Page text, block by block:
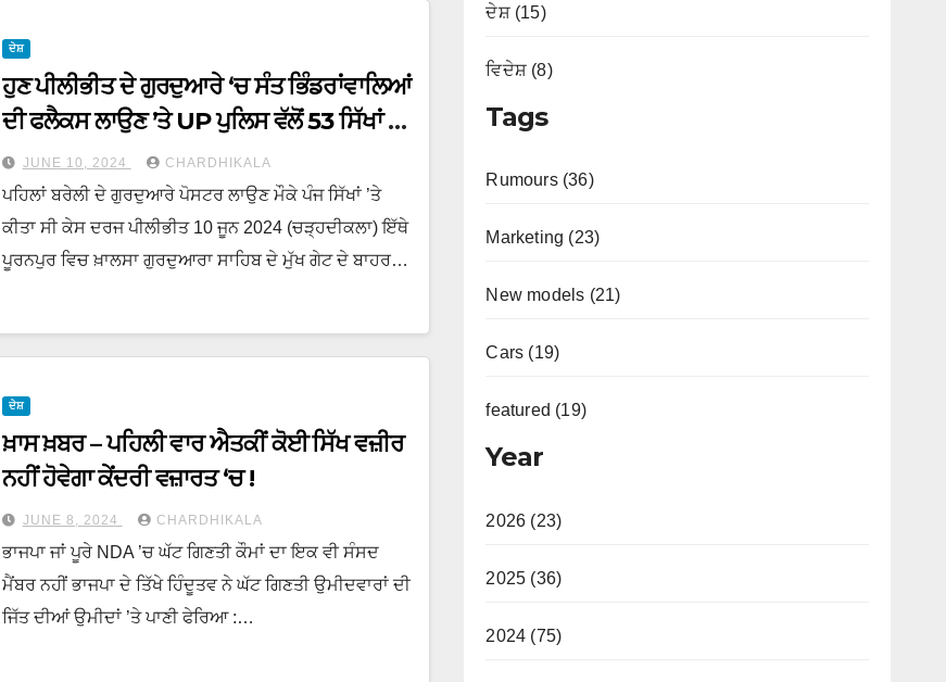
ਦੇਸ਼
ਹੁਣ ਪੀਲੀਭੀਤ ਦੇ ਗੁਰਦੁਆਰੇ ‘ਚ ਸੰਤ ਭਿੰਡਰਾਂਵਾਲਿਆਂ
ਦੀ ਫਲੈਕਸ ਲਾਉਣ ’ਤੇ UP ਪੁਲਿਸ ਵੱਲੋਂ 53 ਸਿੱਖਾਂ ਤੇ
ਕੇਸ ਦਰਜ
JUNE 10, 2024 CHARDHIKALA
ਪਹਿਲਾਂ ਬਰੇਲੀ ਦੇ ਗੁਰਦੁਆਰੇ ਪੋਸਟਰ ਲਾਉਣ ਮੌਕੇ ਪੰਜ ਸਿੱਖਾਂ ’ਤੇ
ਕੀਤਾ ਸੀ ਕੇਸ ਦਰਜ ਪੀਲੀਭੀਤ 10 ਜੂਨ 2024 (ਚੜ੍ਹਦੀਕਲਾ) ਇੱਥੇ
ਪੂਰਨਪੁਰ ਵਿਚ ਖ਼ਾਲਸਾ ਗੁਰਦੁਆਰਾ ਸਾਹਿਬ ਦੇ ਮੁੱਖ ਗੇਟ ਦੇ ਬਾਹਰ…
ਦੇਸ਼
ਖ਼ਾਸ ਖ਼ਬਰ – ਪਹਿਲੀ ਵਾਰ ਐਤਕੀਂ ਕੋਈ ਸਿੱਖ ਵਜ਼ੀਰ
ਨਹੀਂ ਹੋਵੇਗਾ ਕੇਂਦਰੀ ਵਜ਼ਾਰਤ ‘ਚ !
JUNE 8, 2024 CHARDHIKALA
ਭਾਜਪਾ ਜਾਂ ਪੂਰੇ NDA ’ਚ ਘੱਟ ਗਿਣਤੀ ਕੌਮਾਂ ਦਾ ਇਕ ਵੀ ਸੰਸਦ
ਮੈਂਬਰ ਨਹੀਂ ਭਾਜਪਾ ਦੇ ਤਿੱਖੇ ਹਿੰਦੂਤਵ ਨੇ ਘੱਟ ਗਿਣਤੀ ਉਮੀਦਵਾਰਾਂ ਦੀ
ਜਿੱਤ ਦੀਆਂ ਉਮੀਦਾਂ ’ਤੇ ਪਾਣੀ ਫੇਰਿਆ :…
ਦੇਸ਼ (15)
ਵਿਦੇਸ਼ (8)
Tags
Rumours (36)
Marketing (23)
New models (21)
Cars (19)
featured (19)
Year
2026 (23)
2025 (36)
2024 (75)